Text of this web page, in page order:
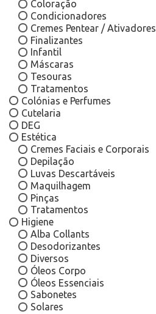
Coloração
Condicionadores
Cremes Pentear / Ativadores
Finalizantes
Infantil
Máscaras
Tesouras
Tratamentos
Colónias e Perfumes
Cutelaria
DEG
Estética
Cremes Faciais e Corporais
Depilação
Luvas Descartáveis
Maquilhagem
Pinças
Tratamentos
Higiene
Alba Collants
Desodorizantes
Diversos
Óleos Corpo
Óleos Essenciais
Sabonetes
Solares